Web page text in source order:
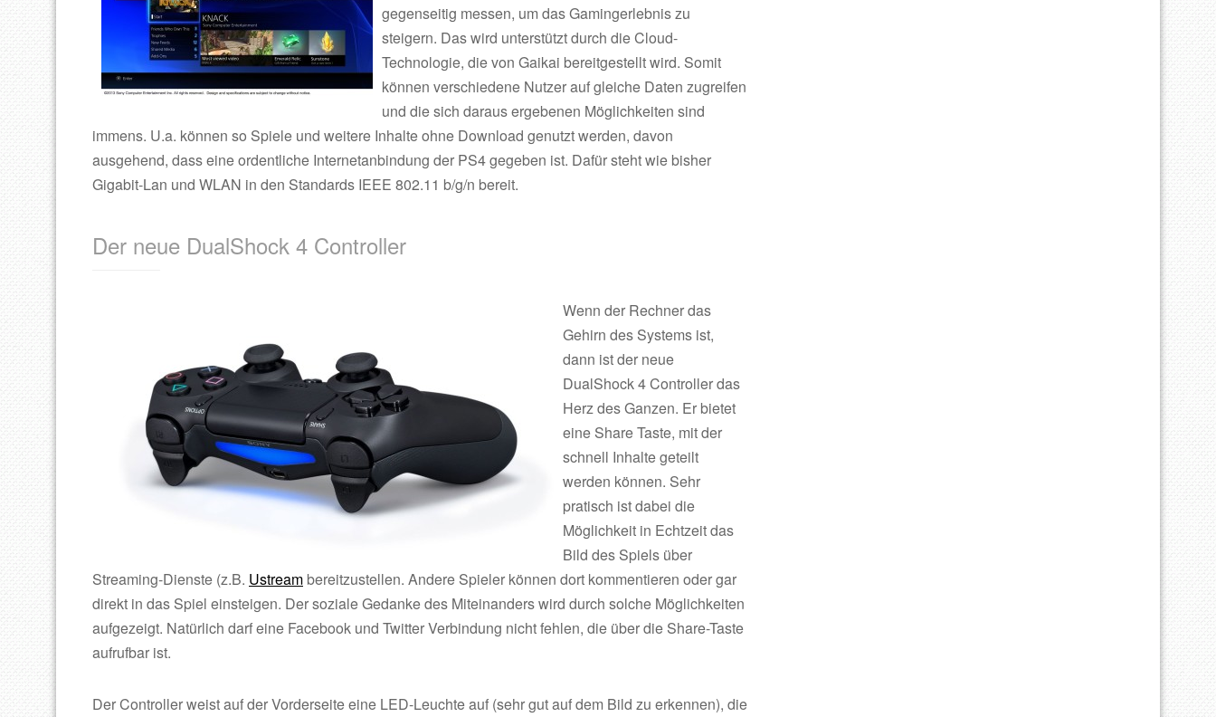
gegenseitig messen, um das Gamingerlebnis zu
steigern. Das wird unterstützt durch die Cloud-
Technologie, die von Gaikai bereitgestellt wird. Somit
können verschiedene Nutzer auf gleiche Daten zugreifen
und die sich daraus ergebenen Möglichkeiten sind
immens. U.a. können so Spiele und weitere Inhalte ohne Download genutzt werden, davon
ausgehend, dass eine ordentliche Internetanbindung der PS4 gegeben ist. Dafür steht wie bisher
Gigabit-Lan und WLAN in den Standards IEEE 802.11 b/g/n bereit.
Der neue DualShock 4 Controller
Wenn der Rechner das
Gehirn des Systems ist,
dann ist der neue
DualShock 4 Controller das
Herz des Ganzen. Er bietet
eine Share Taste, mit der
schnell Inhalte geteilt
werden können. Sehr
pratisch ist dabei die
Möglichkeit in Echtzeit das
Bild des Spiels über
Streaming-Dienste (z.B. Ustream bereitzustellen. Andere Spieler können dort kommentieren oder gar
direkt in das Spiel einsteigen. Der soziale Gedanke des Miteinanders wird durch solche Möglichkeiten
aufgezeigt. Natürlich darf eine Facebook und Twitter Verbindung nicht fehlen, die über die Share-Taste
aufrufbar ist.
Der Controller weist auf der Vorderseite eine LED-Leuchte auf (sehr gut auf dem Bild zu erkennen), die